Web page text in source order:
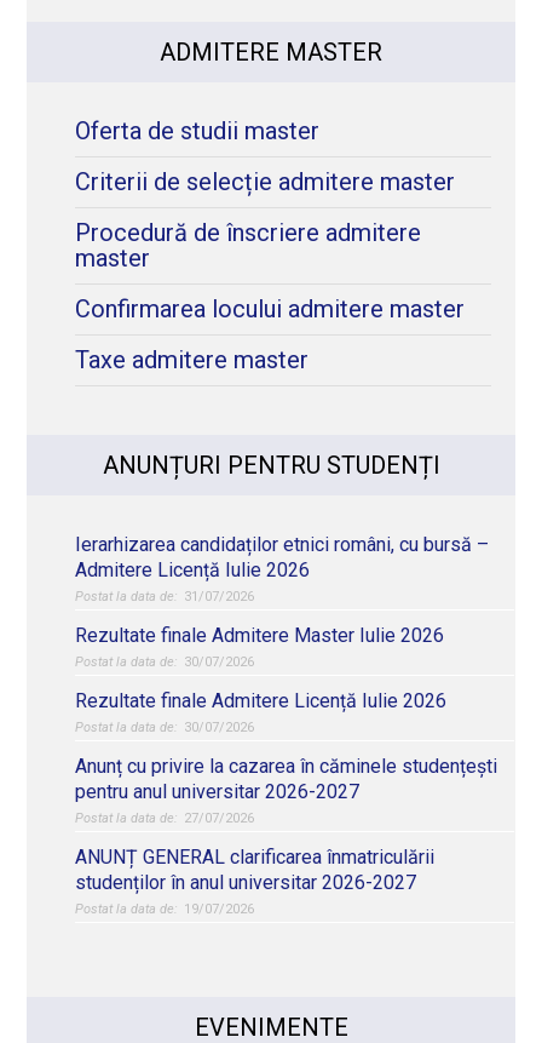
ADMITERE MASTER
Oferta de studii master
Criterii de selecție admitere master
Procedură de înscriere admitere
master
Confirmarea locului admitere master
Taxe admitere master
ANUNȚURI PENTRU STUDENȚI
Ierarhizarea candidaților etnici români, cu bursă –
Admitere Licență Iulie 2026
31/07/2026
Rezultate finale Admitere Master Iulie 2026
30/07/2026
Rezultate finale Admitere Licență Iulie 2026
30/07/2026
Anunț cu privire la cazarea în căminele studențești
pentru anul universitar 2026-2027
27/07/2026
ANUNȚ GENERAL clarificarea înmatriculării
studenților în anul universitar 2026-2027
19/07/2026
EVENIMENTE